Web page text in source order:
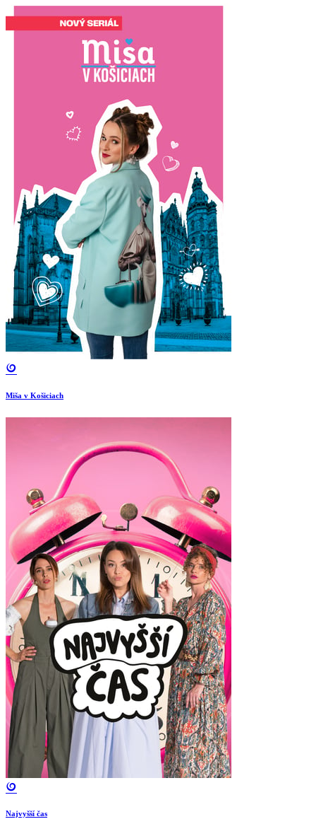
Miša v Košiciach
Najvyšší čas